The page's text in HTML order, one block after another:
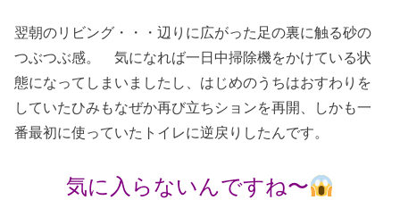
翌朝のリビング・・・辺りに広がった足の裏に触る砂の
つぶつぶ感。 気になれば一日中掃除機をかけている状
態になってしまいましたし、はじめのうちはおすわりを
していたひみもなぜか再び立ちションを再開、しかも一
番最初に使っていたトイレに逆戻りしたんです。
気に入らないんですね〜